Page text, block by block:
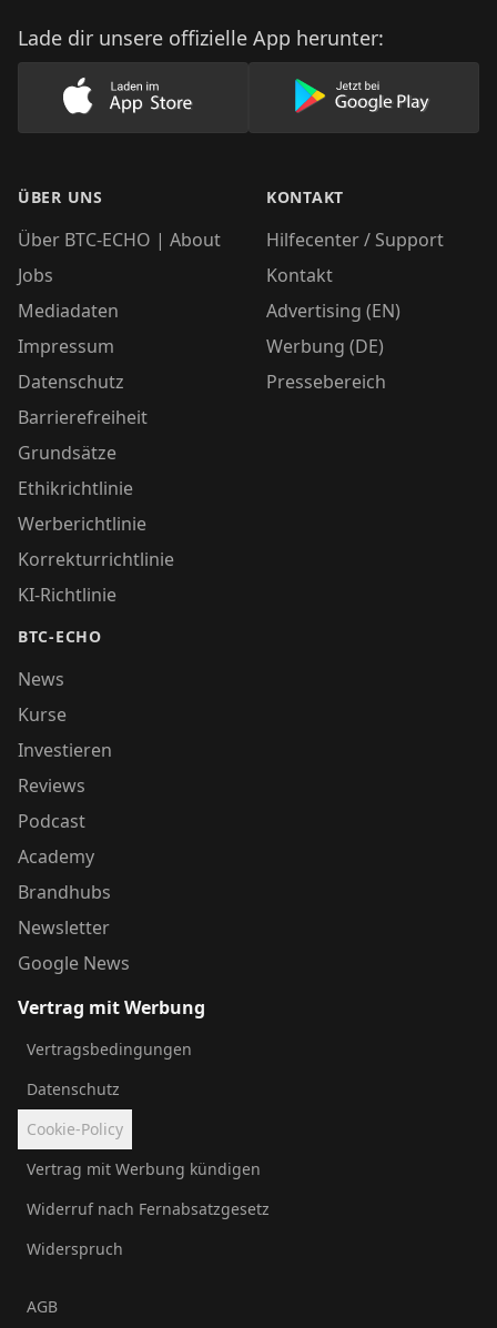
Lade dir unsere offizielle App herunter:
Lade unsere App im AppStore herunter
Lade unsere
ÜBER UNS
Über BTC-ECHO | About
Jobs
Mediadaten
Impressum
Datenschutz
Barrierefreiheit
Grundsätze
Ethikrichtlinie
Werberichtlinie
Korrekturrichtlinie
KI-Richtlinie
BTC-ECHO
News
Kurse
Investieren
Reviews
Podcast
Academy
Brandhubs
Newsletter
Google News
KONTAKT
Hilfecenter / Support
Kontakt
Advertising (EN)
Werbung (DE)
Pressebereich
Vertrag mit Werbung
Vertragsbedingungen
Datenschutz
Cookie-Policy
Vertrag mit Werbung kündigen
Widerruf nach Fernabsatzgesetz
Widerspruch
AGB